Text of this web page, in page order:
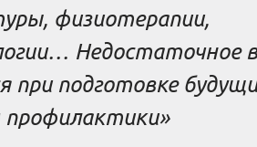
физиотерапии,
Недостаточное
при подготовке
профилактики»